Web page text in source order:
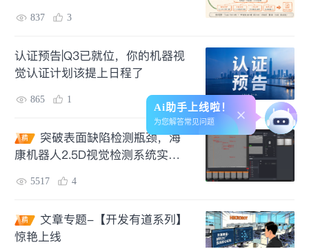
Ai助手上线啦！
为您解答常见问题
837 3
认证预告|Q3已就位，你的机器视
觉认证计划该提上日程了
865 1
精
突破表面缺陷检测瓶颈，海
康机器人2.5D视觉检测系统实现
5517 4
精
文章专题-【开发有道系列】
惊艳上线